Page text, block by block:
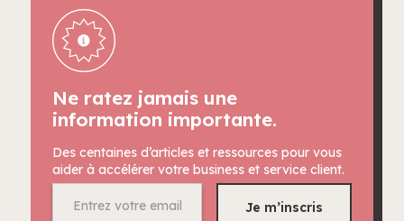
Ne ratez jamais une
information importante.
Des centaines d’articles et ressources pour vous
aider à accélérer votre business et service client.